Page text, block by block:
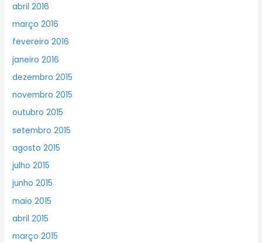
abril 2016
março 2016
fevereiro 2016
janeiro 2016
dezembro 2015
novembro 2015
outubro 2015
setembro 2015
agosto 2015
julho 2015
junho 2015
maio 2015
abril 2015
março 2015